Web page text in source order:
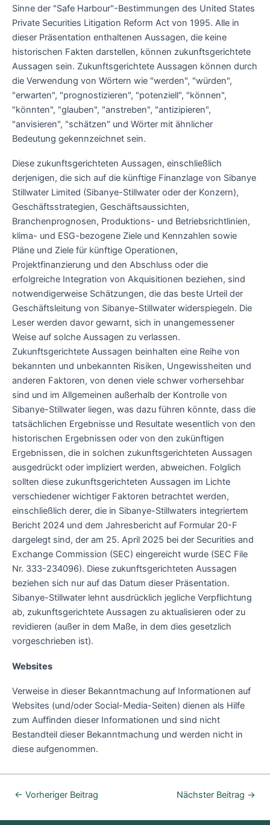
Sinne der "Safe Harbour"-Bestimmungen des United States
Private Securities Litigation Reform Act von 1995. Alle in
dieser Präsentation enthaltenen Aussagen, die keine
historischen Fakten darstellen, können zukunftsgerichtete
Aussagen sein. Zukunftsgerichtete Aussagen können durch
die Verwendung von Wörtern wie "werden", "würden",
"erwarten", "prognostizieren", "potenziell", "können",
"könnten", "glauben", "anstreben", "antizipieren",
"anvisieren", "schätzen" und Wörter mit ähnlicher
Bedeutung gekennzeichnet sein.
Diese zukunftsgerichteten Aussagen, einschließlich
derjenigen, die sich auf die künftige Finanzlage von Sibanye
Stillwater Limited (Sibanye-Stillwater oder der Konzern),
Geschäftsstrategien, Geschäftsaussichten,
Branchenprognosen, Produktions- und Betriebsrichtlinien,
klima- und ESG-bezogene Ziele und Kennzahlen sowie
Pläne und Ziele für künftige Operationen,
Projektfinanzierung und den Abschluss oder die
erfolgreiche Integration von Akquisitionen beziehen, sind
notwendigerweise Schätzungen, die das beste Urteil der
Geschäftsleitung von Sibanye-Stillwater widerspiegeln. Die
Leser werden davor gewarnt, sich in unangemessener
Weise auf solche Aussagen zu verlassen.
Zukunftsgerichtete Aussagen beinhalten eine Reihe von
bekannten und unbekannten Risiken, Ungewissheiten und
anderen Faktoren, von denen viele schwer vorhersehbar
sind und im Allgemeinen außerhalb der Kontrolle von
Sibanye-Stillwater liegen, was dazu führen könnte, dass die
tatsächlichen Ergebnisse und Resultate wesentlich von den
historischen Ergebnissen oder von den zukünftigen
Ergebnissen, die in solchen zukunftsgerichteten Aussagen
ausgedrückt oder impliziert werden, abweichen. Folglich
sollten diese zukunftsgerichteten Aussagen im Lichte
verschiedener wichtiger Faktoren betrachtet werden,
einschließlich derer, die in Sibanye-Stillwaters integriertem
Bericht 2024 und dem Jahresbericht auf Formular 20-F
dargelegt sind, der am 25. April 2025 bei der Securities and
Exchange Commission (SEC) eingereicht wurde (SEC File
Nr. 333-234096). Diese zukunftsgerichteten Aussagen
beziehen sich nur auf das Datum dieser Präsentation.
Sibanye-Stillwater lehnt ausdrücklich jegliche Verpflichtung
ab, zukunftsgerichtete Aussagen zu aktualisieren oder zu
revidieren (außer in dem Maße, in dem dies gesetzlich
vorgeschrieben ist).
Websites
Verweise in dieser Bekanntmachung auf Informationen auf
Websites (und/oder Social-Media-Seiten) dienen als Hilfe
zum Auffinden dieser Informationen und sind nicht
Bestandteil dieser Bekanntmachung und werden nicht in
diese aufgenommen.
← Vorheriger Beitrag Nächster Beitrag →